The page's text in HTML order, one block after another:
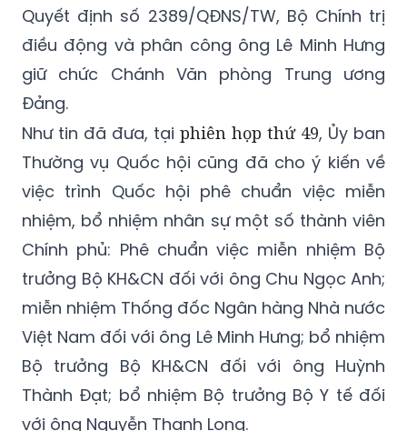
Quyết định số 2389/QĐNS/TW, Bộ Chính trị
điều động và phân công ông Lê Minh Hưng
giữ chức Chánh Văn phòng Trung ương
Đảng.
Như tin đã đưa, tại phiên họp thứ 49, Ủy ban
Thường vụ Quốc hội cũng đã cho ý kiến về
việc trình Quốc hội phê chuẩn việc miễn
nhiệm, bổ nhiệm nhân sự một số thành viên
Chính phủ: Phê chuẩn việc miễn nhiệm Bộ
trưởng Bộ KH&CN đối với ông Chu Ngọc Anh;
miễn nhiệm Thống đốc Ngân hàng Nhà nước
Việt Nam đối với ông Lê Minh Hưng; bổ nhiệm
Bộ trưởng Bộ KH&CN đối với ông Huỳnh
Thành Đạt; bổ nhiệm Bộ trưởng Bộ Y tế đối
với ông Nguyễn Thanh Long.